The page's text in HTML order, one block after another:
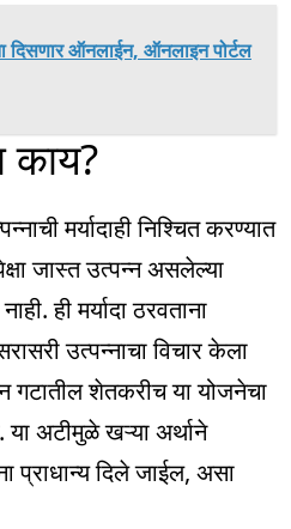
दिसणार ऑनलाईन, ऑनलाइन पोर्टल
काय?
मर्यादाही निश्चित करण्यात
जास्त उत्पन्न असलेल्या
ही मर्यादा ठरवताना
उत्पन्नाचा विचार केला
शेतकरीच या योजनेचा
अटीमुळे खऱ्या अर्थाने
दिले जाईल, असा